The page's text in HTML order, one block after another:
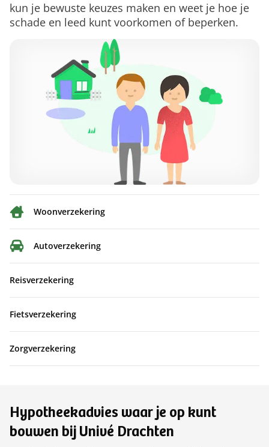
kun je bewuste keuzes maken en weet je hoe je
schade en leed kunt voorkomen of beperken.
Woonverzekering
Autoverzekering
Reisverzekering
Fietsverzekering
Zorgverzekering
Hypotheekadvies waar je op kunt
bouwen bij Univé Drachten